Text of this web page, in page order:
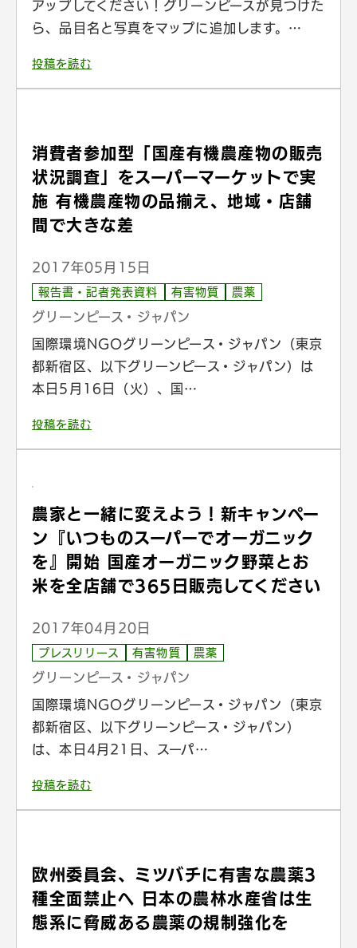
アップしてください！グリーンピースが見つけた
ら、品目名と写真をマップに追加します。…
投稿を読む
消費者参加型「国産有機農産物の販売
状況調査」をスーパーマーケットで実
施 有機農産物の品揃え、地域・店舗
間で大きな差
2017年05月15日
報告書・記者発表資料 有害物質 農薬
グリーンピース・ジャパン
国際環境NGOグリーンピース・ジャパン（東京
都新宿区、以下グリーンピース・ジャパン）は
本日5月16日（火）、国…
投稿を読む
農家と一緒に変えよう！新キャンペー
ン『いつものスーパーでオーガニック
を』開始 国産オーガニック野菜とお
米を全店舗で365日販売してください
2017年04月20日
プレスリリース 有害物質 農薬
グリーンピース・ジャパン
国際環境NGOグリーンピース・ジャパン（東京
都新宿区、以下グリーンピース・ジャパン）
は、本日4月21日、スーパ…
投稿を読む
欧州委員会、ミツバチに有害な農薬3
種全面禁止へ 日本の農林水産省は生
態系に脅威ある農薬の規制強化を